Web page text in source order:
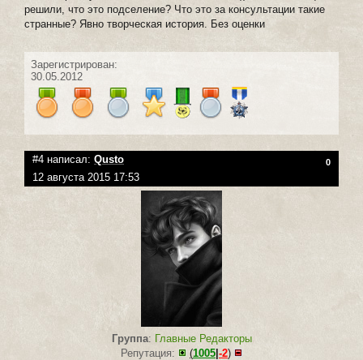
решили, что это подселение? Что это за консультации такие
странные? Явно творческая история. Без оценки
Зарегистрирован:
30.05.2012
#4 написал: Qusto 0
12 августа 2015 17:53
Группа: Главные Редакторы
Репутация:
(1005 -2)